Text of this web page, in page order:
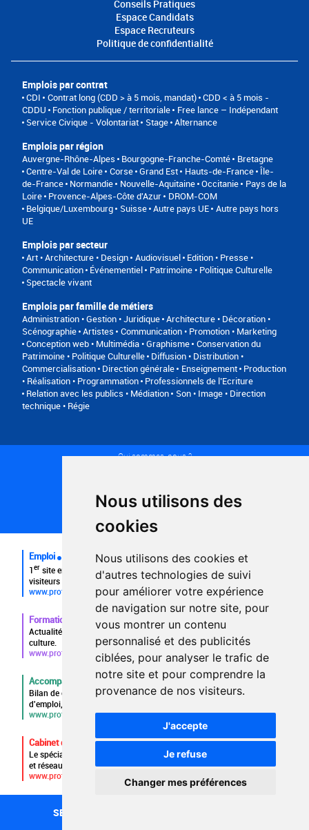
Nous utilisons des
cookies
Nous utilisons des cookies et
d'autres technologies de suivi
pour améliorer votre expérience
de navigation sur notre site, pour
vous montrer un contenu
personnalisé et des publicités
ciblées, pour analyser le trafic de
notre site et pour comprendre la
provenance de nos visiteurs.
J'accepte
Je refuse
Changer mes préférences
Conseils Pratiques
Espace Candidats
Espace Recruteurs
Politique de confidentialité
Emplois par contrat
CDI Contrat long (CDD > à 5 mois, mandat) CDD < à 5 mois -
CDDU
Fonction publique / territoriale
Free lance – Indépendant
Service Civique - Volontariat
Stage Alternance
Emplois par région
Auvergne-Rhône-Alpes Bourgogne-Franche-Comté
Bretagne
Centre-Val de Loire Corse Grand Est Hauts-de-France Île-
de-France Normandie Nouvelle-Aquitaine Occitanie
Pays de la
Loire Provence-Alpes-Côte d'Azur
DROM-COM
Belgique/Luxembourg
Suisse Autre pays UE Autre pays hors
UE
Emplois par secteur
Art • Architecture • Design Audiovisuel Edition • Presse •
Communication Événementiel
Patrimoine • Politique Culturelle
Spectacle vivant
Emplois par famille de métiers
Administration • Gestion • Juridique Architecture • Décoration •
Scénographie Artistes
Communication • Promotion • Marketing
Conception web • Multimédia • Graphisme Conservation du
Patrimoine • Politique Culturelle Diffusion • Distribution •
Commercialisation Direction générale Enseignement Production
• Réalisation • Programmation Professionnels de l’Ecriture
Relation avec les publics • Médiation
Son • Image • Direction
technique • Régie
Qui sommes-nous ?
Plan du site
FAQ recruteurs
FAQ
Emploi
1er site emploi du secteur culturel 784.000 visites et 230.000
visiteurs uniques par mois.
www.profilculture.com
Formation
Actualités, guide et annuaire des formations aux métiers de la
culture.
www.profilculture-formation.com
Accompagnement professionnel
Bilan de compétences, coaching, techniques de recherche
d'emploi, entretien conseil.
www.profilculture-competences.com
Cabinet de recrutement
Le spécialiste du secteur culturel, une cvthèque de 86.000 CV
et réseau unique de professionnels.
www.profilculture-conseil.com/cabinet-recrutement
SECTEURS